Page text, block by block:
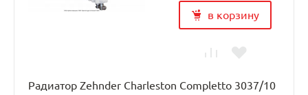
в корзину
Радиатор Zehnder Charleston Completto 3037/10